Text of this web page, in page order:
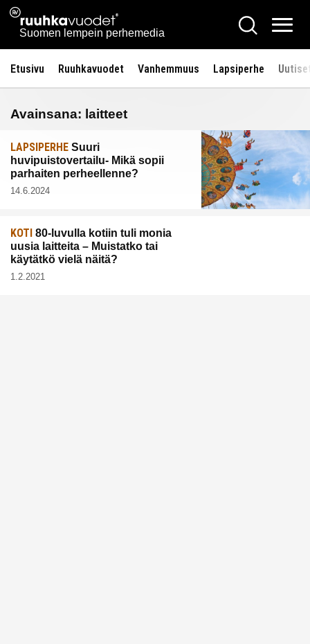
Siirry
sisältöön
Ruuhkavuodet.fi
Suomen lempein perhemedia
Hae
Etusivu Ruuhkavuodet Vanhemmuus Lapsiperhe
Avainsana: laitteet
LAPSIPERHE Suuri
huvipuistovertailu- Mikä sopii
parhaiten perheellenne?
14.6.2024
KOTI 80-luvulla kotiin tuli monia
uusia laitteita – Muistatko tai
käytätkö vielä näitä?
1.2.2021